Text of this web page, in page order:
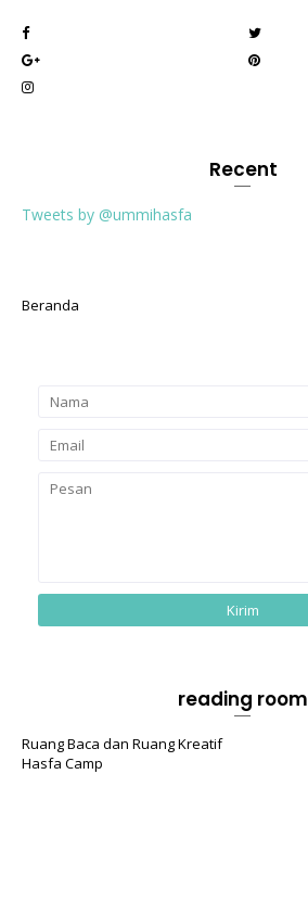
Recent
Tweets by @ummihasfa
Beranda
reading room
Ruang Baca dan Ruang Kreatif
Hasfa Camp